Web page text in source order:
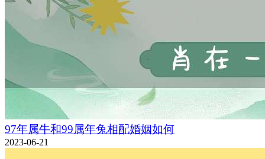
97年属牛和99属年兔相配婚姻如何
2023-06-21